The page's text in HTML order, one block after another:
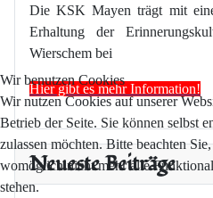
Die KSK Mayen trägt mit
Erhaltung der
Wierschem bei
Hier gibt es mehr Information!
Neueste Beiträge
Wir benutzen Cookies
Wir nutzen Cookies auf unserer
Betrieb der Seite. Sie können selbst
zulassen möchten. Bitte beachten
womöglich nicht mehr alle
stehen.